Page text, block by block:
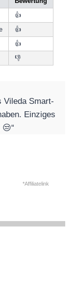
👍
👍
👍
👎
Vileda Smart-
Einziges
*Affiliatelink